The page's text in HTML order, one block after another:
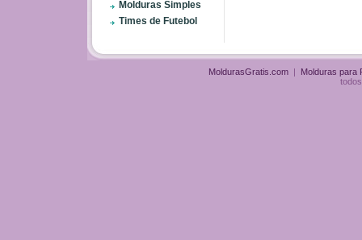
Molduras Simples
Times de Futebol
MoldurasGratis.com | Molduras